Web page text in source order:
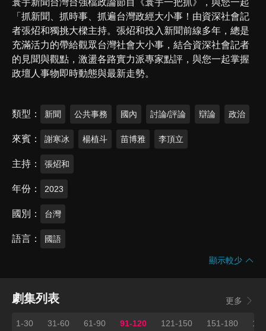
「抓新聞、抓時事、抓遍台灣政經大小事！由資深社會記
者張炤和獨挑大樑主持。張炤和投入新聞前線多年，總是
充滿活力的帶給觀眾台灣社會大小事，結合資深社會記者
的見聞與觀點，激盪各路實力派專家點評，與您一起掌握
政壇人事物即時動態與最新走勢。
類型 新聞 公共事務 國內 討論/評論 辯論 政治
來賓 謝寒冰 楊植斗 苗博雅 李頂立
主持 張炤和
年份 2023
國別 台灣
語言 國語
顯示較少
劇集列表 更多
1-30 31-60 61-90 91-120 121-150 151-180